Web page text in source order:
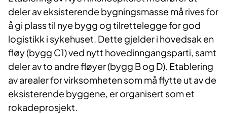
deler av eksisterende bygningsmasse må rives for
å gi plass til nye bygg og tilrettelegge for god
logistikk i sykehuset. Dette gjelder i hovedsak en
fløy (bygg C1) ved nytt hovedinngangsparti, samt
deler av to andre fløyer (bygg B og D). Etablering
av arealer for virksomheten som må flytte ut av de
eksisterende byggene, er organisert som et
rokadeprosjekt.